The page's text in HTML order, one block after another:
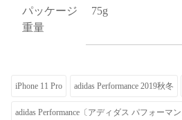
パッケージ
重量
75g
iPhone 11 Pro adidas Performance 2019秋冬
adidas Performance〔アディダス パフォーマン